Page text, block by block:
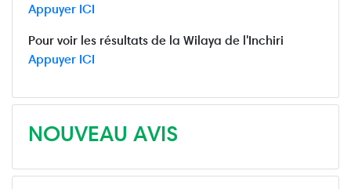
Appuyer ICI
Pour voir les résultats de la Wilaya de l'Inchiri
Appuyer ICI
NOUVEAU AVIS